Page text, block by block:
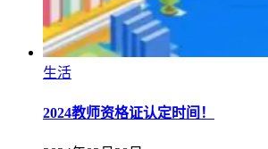
生活
2024教师资格证认定时间！